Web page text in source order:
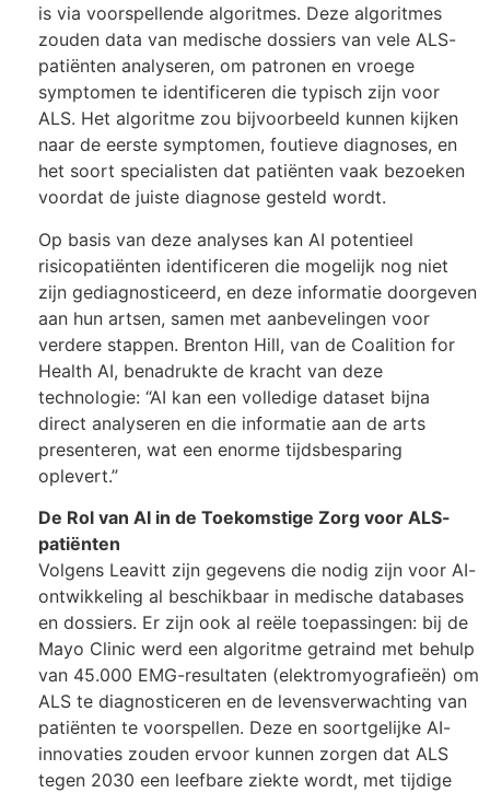
is via voorspellende algoritmes. Deze algoritmes
zouden data van medische dossiers van vele ALS-
patiënten analyseren, om patronen en vroege
symptomen te identificeren die typisch zijn voor
ALS. Het algoritme zou bijvoorbeeld kunnen kijken
naar de eerste symptomen, foutieve diagnoses, en
het soort specialisten dat patiënten vaak bezoeken
voordat de juiste diagnose gesteld wordt.
Op basis van deze analyses kan AI potentieel
risicopatiënten identificeren die mogelijk nog niet
zijn gediagnosticeerd, en deze informatie doorgeven
aan hun artsen, samen met aanbevelingen voor
verdere stappen. Brenton Hill, van de Coalition for
Health AI, benadrukte de kracht van deze
technologie: “AI kan een volledige dataset bijna
direct analyseren en die informatie aan de arts
presenteren, wat een enorme tijdsbesparing
oplevert.”
De Rol van AI in de Toekomstige Zorg voor ALS-
patiënten
Volgens Leavitt zijn gegevens die nodig zijn voor AI-
ontwikkeling al beschikbaar in medische databases
en dossiers. Er zijn ook al reële toepassingen: bij de
Mayo Clinic werd een algoritme getraind met behulp
van 45.000 EMG-resultaten (elektromyografieën) om
ALS te diagnosticeren en de levensverwachting van
patiënten te voorspellen. Deze en soortgelijke AI-
innovaties zouden ervoor kunnen zorgen dat ALS
tegen 2030 een leefbare ziekte wordt, met tijdige